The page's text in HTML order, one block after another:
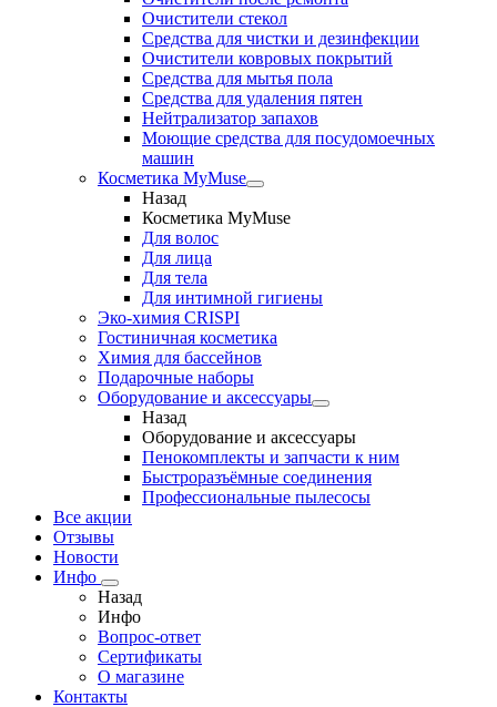
Очистители стекол
Средства для чистки и дезинфекции
Очистители ковровых покрытий
Средства для мытья пола
Средства для удаления пятен
Нейтрализатор запахов
Моющие средства для посудомоечных
машин
Косметика MyMuse
Назад
Косметика MyMuse
Для волос
Для лица
Для тела
Для интимной гигиены
Эко-химия CRISPI
Гостиничная косметика
Химия для бассейнов
Подарочные наборы
Оборудование и аксессуары
Назад
Оборудование и аксессуары
Пенокомплекты и запчасти к ним
Быстроразъёмные соединения
Профессиональные пылесосы
Все акции
Отзывы
Новости
Инфо
Назад
Инфо
Вопрос-ответ
Сертификаты
О магазине
Контакты